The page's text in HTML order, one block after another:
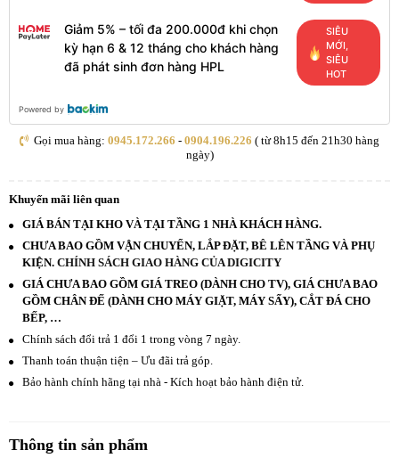
Giảm 5% – tối đa 200.000đ khi chọn
kỳ hạn 6 & 12 tháng cho khách hàng
đã phát sinh đơn hàng HPL
SIÊU
MỚI,
SIÊU
HOT
Powered by
Gọi mua hàng: 0945.172.266 - 0904.196.226 ( từ 8h15 đến 21h30 hàng
ngày)
Khuyến mãi liên quan
GIÁ BÁN TẠI KHO VÀ TẠI TẦNG 1 NHÀ KHÁCH HÀNG.
CHƯA BAO GỒM VẬN CHUYỂN, LẮP ĐẶT, BÊ LÊN TẦNG VÀ PHỤ
KIỆN. CHÍNH SÁCH GIAO HÀNG CỦA DIGICITY
GIÁ CHƯA BAO GỒM GIÁ TREO (DÀNH CHO TV), GIÁ CHƯA BAO
GỒM CHÂN ĐẾ (DÀNH CHO MÁY GIẶT, MÁY SẤY), CẮT ĐÁ CHO
BẾP, …
Chính sách đổi trả 1 đổi 1 trong vòng 7 ngày.
Thanh toán thuận tiện – Ưu đãi trả góp.
Bảo hành chính hãng tại nhà - Kích hoạt bảo hành điện tử.
Thông tin sản phẩm